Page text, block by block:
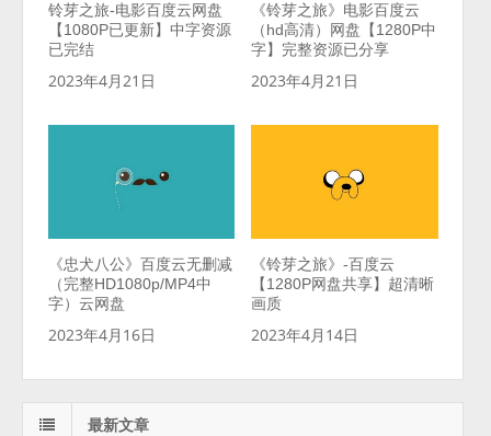
铃芽之旅-电影百度云网盘
【1080P已更新】中字资源
已完结
2023年4月21日
《铃芽之旅》电影百度云
（hd高清）网盘【1280P中
字】完整资源已分享
2023年4月21日
《忠犬八公》百度云无删减
（完整HD1080p/MP4中
字）云网盘
2023年4月16日
《铃芽之旅》-百度云
【1280P网盘共享】超清晰
画质
2023年4月14日
最新文章